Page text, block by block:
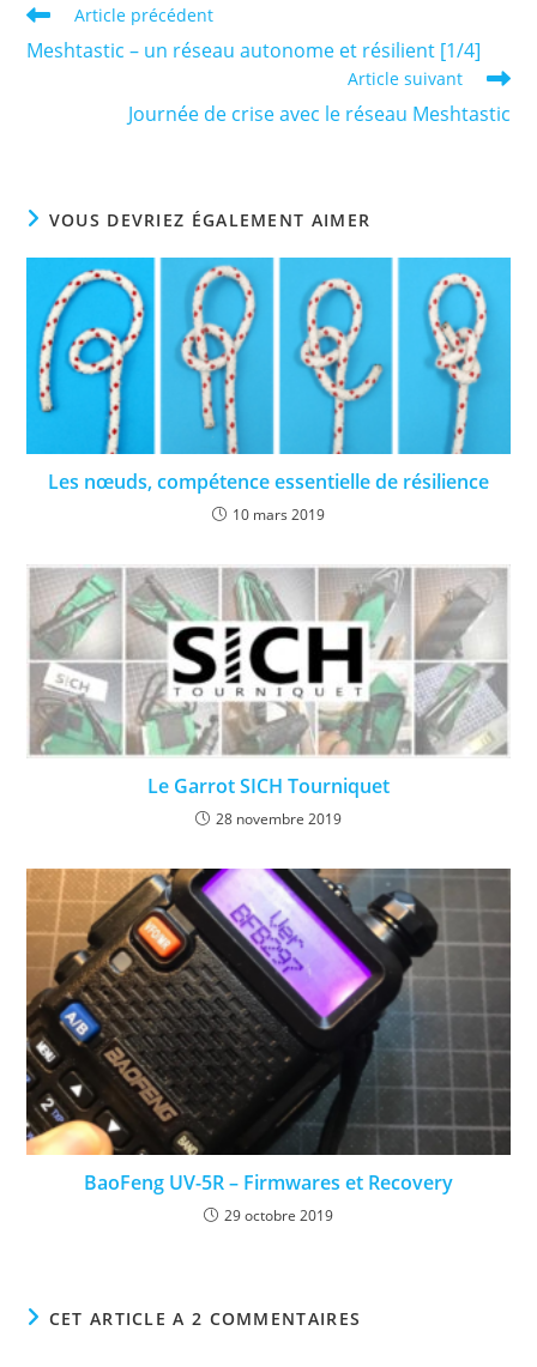
Read
articles
Article précédent
Meshtastic – un réseau autonome et résilient [1/4]
Article suivant
Journée de crise avec le réseau Meshtastic
VOUS DEVRIEZ ÉGALEMENT AIMER
Les nœuds, compétence essentielle de résilience
10 mars 2019
Le Garrot SICH Tourniquet
28 novembre 2019
BaoFeng UV-5R – Firmwares et Recovery
29 octobre 2019
CET ARTICLE A 2 COMMENTAIRES